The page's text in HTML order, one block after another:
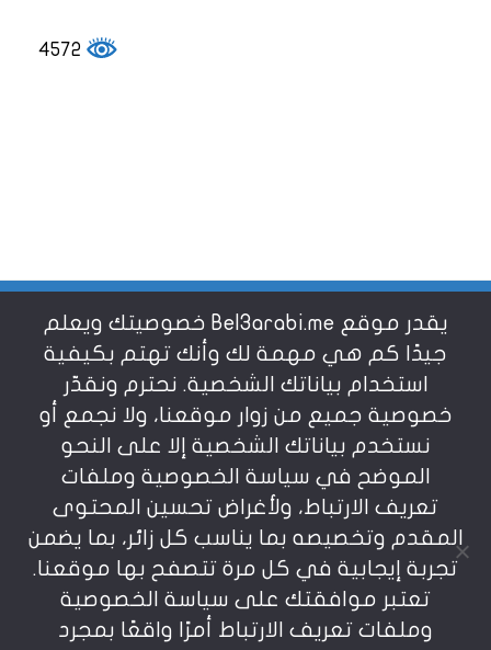
شروط الاستخدام
سياسة الخصوصية
عن بالعربي
يقدر موقع Bel3arabi.me خصوصيتك ويعلم
جيدًا كم هي مهمة لك وأنك تهتم بكيفية
استخدام بياناتك الشخصية. نحترم ونقدّر
خصوصية جميع من زوار موقعنا، ولا نجمع أو
نستخدم بياناتك الشخصية إلا على النحو
الموضح في سياسة الخصوصية وملفات
تعريف الارتباط، ولأغراض تحسين المحتوى
المقدم وتخصيصه بما يناسب كل زائر، بما يضمن
تجربة إيجابية في كل مرة تتصفح بها موقعنا.
تعتبر موافقتك على سياسة الخصوصية
وملفات تعريف الارتباط أمرًا واقعًا بمجرد